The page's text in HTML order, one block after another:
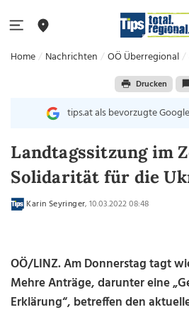
Home Nachrichten OÖ Überregional
Drucken
tips.at als bevorzugte
Landtagssitzung im
Solidarität für die
Karin Seyringer, 10.03.2022 08:48
OÖ/LINZ. Am Donnerstag tagt
Mehre Anträge, darunter eine
Erklärung“, betreffen den